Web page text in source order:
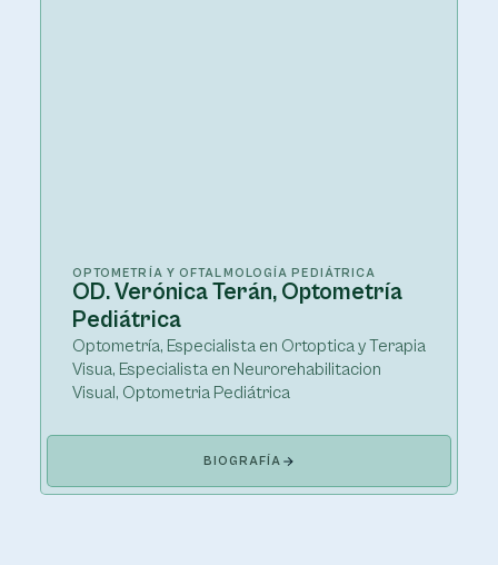
OPTOMETRÍA Y OFTALMOLOGÍA PEDIÁTRICA
OD. Verónica Terán, Optometría
Pediátrica
Optometría, Especialista en Ortoptica y Terapia
Visua, Especialista en Neurorehabilitacion
Visual, Optometria Pediátrica
BIOGRAFÍA